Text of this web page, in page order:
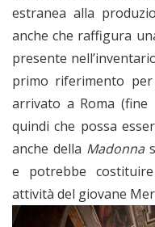
estranea alla
anche che raffigura
presente
primo riferimento
arrivato a Roma (fine
quindi che possa
anche della Madonna
e potrebbe
attività del giovane